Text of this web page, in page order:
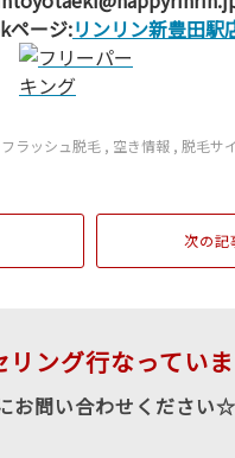
ページ:リンリン新豊田駅
ラッシュ脱毛 , 空き情報 ,脱毛サ
次の記
リング行なってい
お問い合わせください☆